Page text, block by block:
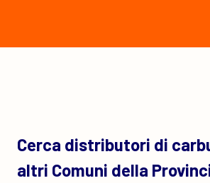
Cerca distributori di
altri Comuni della